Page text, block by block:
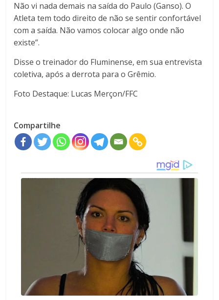
Não vi nada demais na saída do Paulo (Ganso). O
Atleta tem todo direito de não se sentir confortável
com a saída. Não vamos colocar algo onde não
existe”.
Disse o treinador do Fluminense, em sua entrevista
coletiva, após a derrota para o Grêmio.
Foto Destaque: Lucas Merçon/FFC
Compartilhe